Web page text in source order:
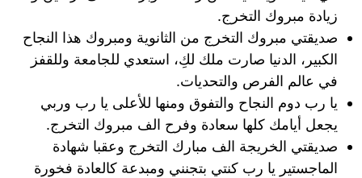
زيادة مبروك التخرج.
صديقتي مبروك التخرج من الثانوية ومبروك هذا النجاح
الكبير، الدنيا صارت ملك لكِ، استعدي للجامعة وللقفز
في عالم الفرص والتحديات.
يا رب دوم النجاح والتفوق ومنها للأعلى يا رب وربي
يجعل أيامك كلها سعادة وفرح الف مبروك التخرج.
صديقتي الخريجة الف مبارك التخرج وعقبا شهادة
الماجستير يا رب كنتي بتجنني ومبدعة كالعادة فخورة